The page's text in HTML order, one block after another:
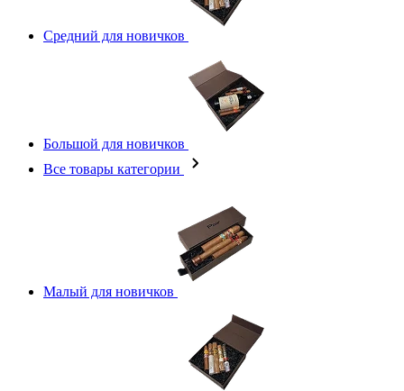
Средний для новичков
Большой для новичков
Все товары категории
Малый для новичков